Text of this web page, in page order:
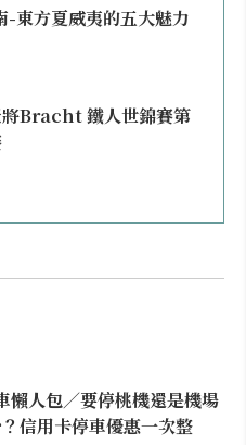
-東方夏威夷的五大魅力
Bracht 鐵人世錦賽第
懶人包／要停桃機還是機場
信用卡停車優惠一次整